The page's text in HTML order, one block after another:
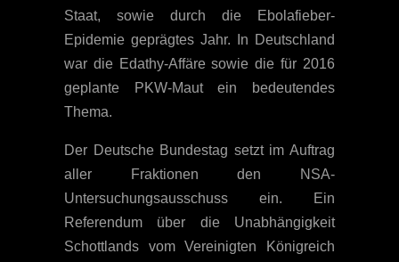
Staat, sowie durch die Ebolafieber-
Epidemie geprägtes Jahr. In Deutschland
war die Edathy-Affäre sowie die für 2016
geplante PKW-Maut ein bedeutendes
Thema.
Der Deutsche Bundestag setzt im Auftrag
aller Fraktionen den NSA-
Untersuchungsausschuss ein. Ein
Referendum über die Unabhängigkeit
Schottlands vom Vereinigten Königreich